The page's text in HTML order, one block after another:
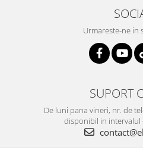
Urmareste-ne in
SUPORT
De luni pana vineri, nr. de
disponibil in intervalul